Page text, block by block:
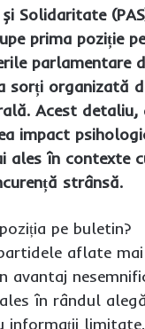
Solidaritate
prima poziție
parlamentare
sorți organizată
Acest detaliu,
impact
ales în contexte
strânsă.
pe buletin?
aflate
avantaj
în rândul
informații